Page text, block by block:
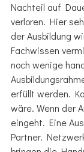
Nachteil auf
verloren. Hier
der Ausbildung
Fachwissen
noch wenige
erfüllt werden.
wäre. Wenn der
eingeht. Eine
Partner.